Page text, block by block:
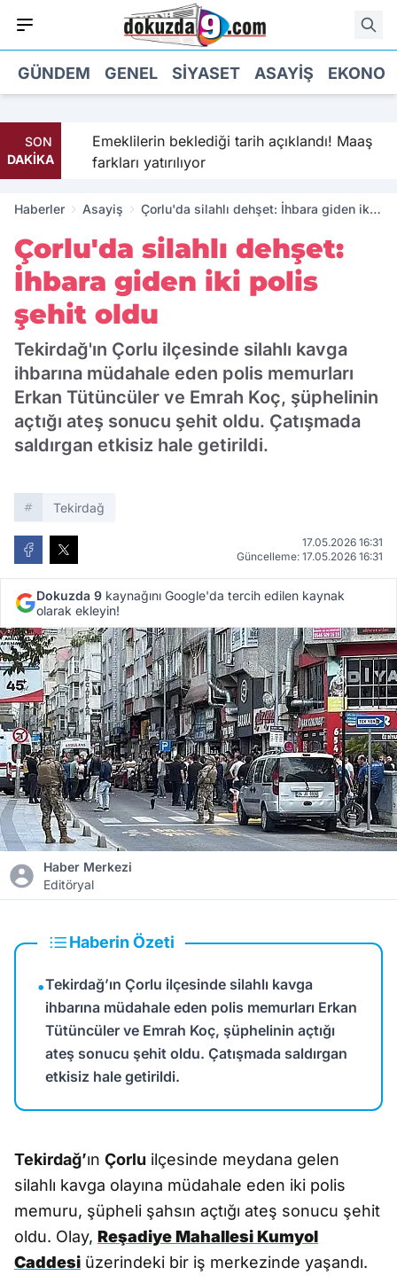
GÜNDEM GENEL SIYASET ASAYIŞ
SON
DAKİKA
Emeklilerin beklediği tarih açıklandı! Maaş
farkları yatırılıyor
Haberler Asayiş
Çorlu'da silahlı dehşet: İhbara giden iki
Çorlu'da silahlı dehşet:
İhbara giden iki polis
şehit oldu
Tekirdağ'ın Çorlu ilçesinde silahlı kavga
ihbarına müdahale eden polis memurları
Erkan Tütüncüler ve Emrah Koç, şüphelinin
açtığı ateş sonucu şehit oldu. Çatışmada
saldırgan etkisiz hale getirildi.
Tekirdağ
17.05.2026 16:31
Güncelleme: 17.05.2026 16:31
Dokuzda 9 kaynağını Google'da tercih edilen kaynak
olarak ekleyin!
Haber Merkezi
Editöryal
Haberin Özeti
•Tekirdağ’ın Çorlu ilçesinde silahlı kavga
ihbarına müdahale eden polis memurları Erkan
Tütüncüler ve Emrah Koç, şüphelinin açtığı
ateş sonucu şehit oldu. Çatışmada saldırgan
etkisiz hale getirildi.
Tekirdağ’ın Çorlu ilçesinde meydana gelen
silahlı kavga olayına müdahale eden iki polis
memuru, şüpheli şahsın açtığı ateş sonucu şehit
oldu. Olay, Reşadiye Mahallesi Kumyol
Caddesi üzerindeki bir iş merkezinde yaşandı.